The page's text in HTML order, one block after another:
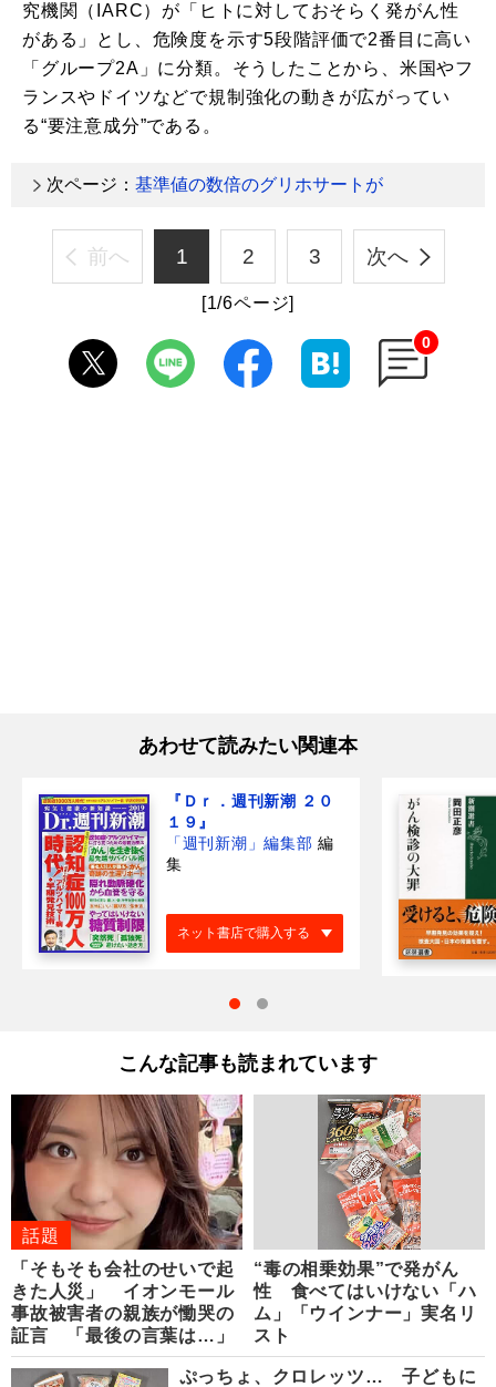
究機関（IARC）が「ヒトに対しておそらく発がん性
がある」とし、危険度を示す5段階評価で2番目に高い
「グループ2A」に分類。そうしたことから、米国やフ
ランスやドイツなどで規制強化の動きが広がってい
る“要注意成分”である。
次ページ： 基準値の数倍のグリホサートが
前へ 1 2 3 次へ
[1/6ページ]
0
あわせて読みたい関連本
『Ｄｒ．週刊新潮 ２０
１９』
「週刊新潮」編集部 編
集
ネット書店で購入する
こんな記事も読まれています
話題
「そもそも会社のせいで起
きた人災」 イオンモール
事故被害者の親族が慟哭の
証言 「最後の言葉は…」
“毒の相乗効果”で発がん
性 食べてはいけない「ハ
ム」「ウインナー」実名リ
スト
ぷっちょ、クロレッツ… 子どもに